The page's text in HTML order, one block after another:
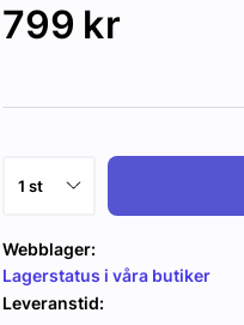
799 kr
Webblager:
Lagerstatus i våra butiker
Leveranstid: